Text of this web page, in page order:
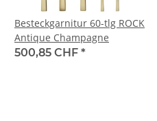
Besteckgarnitur 60-tlg ROCK
Antique Champagne
500,85 CHF *